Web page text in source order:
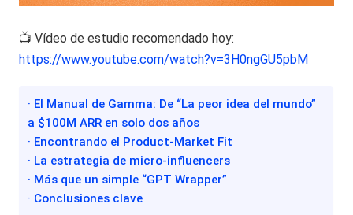
📺 Vídeo de estudio recomendado hoy:
https://www.youtube.com/watch?v=3H0ngGU5pbM
· El Manual de Gamma: De “La peor idea del mundo”
a $100M ARR en solo dos años
· Encontrando el Product-Market Fit
· La estrategia de micro-influencers
· Más que un simple “GPT Wrapper”
· Conclusiones clave